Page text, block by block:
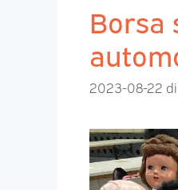
Borsa
2023-08-22 di